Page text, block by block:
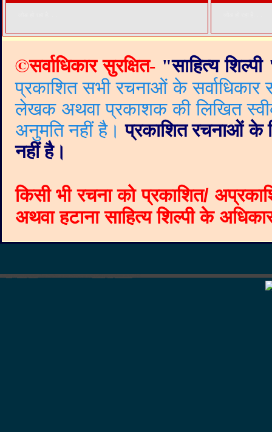
©सर्वाधिकार सुरक्षित- "साहित्य शिल्पी
प्रकाशित सभी रचनाओं के
लेखक अथवा प्रकाशक की लिखित
अनुमति नहीं है। प्रकाशित रचनाओं के
नहीं है।
किसी भी रचना को प्रकाशित/
अथवा हटाना साहित्य शिल्पी के